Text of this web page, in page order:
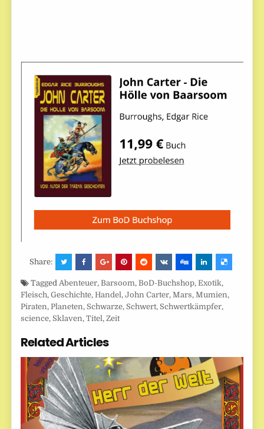
Share:
TaggedAbenteuer,Barsoom,BoD-Buchshop,Exotik,
Fleisch,Geschichte,Handel,John Carter,Mars,Mumien,
Piraten,Planeten, Schwarze, Schwert, Schwertkämpfer,
science, Sklaven,Titel,Zeit
Related Articles